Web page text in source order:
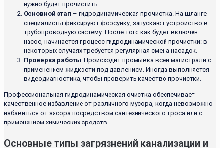
нужно будет прочистить.
Основной этап – гидродинамическая прочистка. На шланге
специалисты фиксируют форсунку, запускают устройство в
трубопроводную систему. После того как будет включен
насос, начинается процесс гидродинамической прочистки: в
некоторых случаях требуется регулярная смена насадок.
Проверка работы. Происходит промывка всей магистрали с
применением жидкости под давлением. Иногда выполняется
видеодиагностика, чтобы проверить качество прочистки.
Профессиональная гидродинамическая очистка обеспечивает
качественное избавление от различного мусора, когда невозможно
избавиться от засора посредством сантехнического троса или с
применением химических средств.
Основные типы загрязнений канализации и